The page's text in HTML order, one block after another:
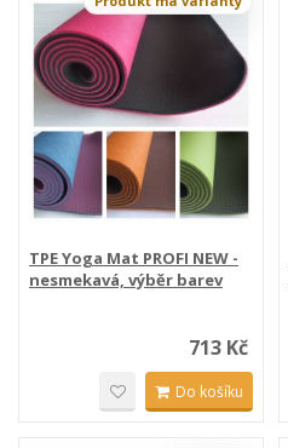
TPE Yoga Mat PROFI NEW -
nesmekavá, výběr barev
713 Kč
Do košíku